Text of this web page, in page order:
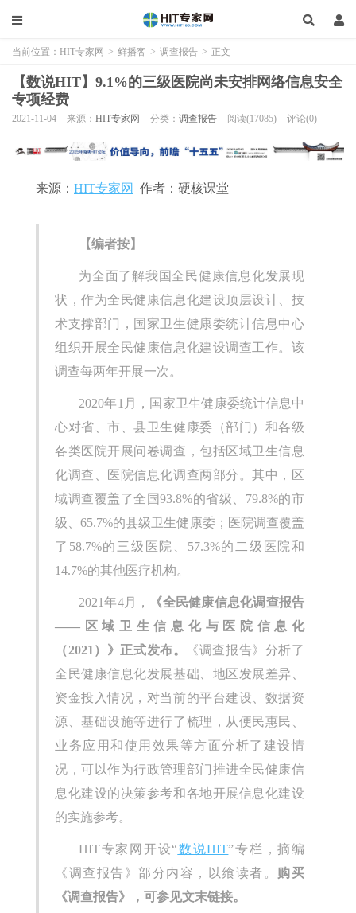
当前位置： HIT专家网 > 鲜播客 > 调查报告 > 正文
【数说HIT】9.1%的三级医院尚未安排网络信息安全
专项经费
2021-11-04 来源： HIT专家网 分类： 调查报告 阅读(17085) 评论(0)
来源： HIT专家网 作者：硬核课堂
【编者按】
为全面了解我国全民健康信息化发展现
状，作为全民健康信息化建设顶层设计、技
术支撑部门，国家卫生健康委统计信息中心
组织开展全民健康信息化建设调查工作。该
调查每两年开展一次。
2020年1月，国家卫生健康委统计信息中
心对省、市、县卫生健康委（部门）和各级
各类医院开展问卷调查，包括区域卫生信息
化调查、医院信息化调查两部分。其中，区
域调查覆盖了全国93.8%的省级、79.8%的市
级、65.7%的县级卫生健康委；医院调查覆盖
了58.7%的三级医院、57.3%的二级医院和
14.7%的其他医疗机构。
2021年4月，
《全民健康信息化调查报告
——区域卫生信息化与医院信息化
（2021）》正式发布。
《调查报告》分析了
全民健康信息化发展基础、地区发展差异、
资金投入情况，对当前的平台建设、数据资
源、基础设施等进行了梳理，从便民惠民、
业务应用和使用效果等方面分析了建设情
况，可以作为行政管理部门推进全民健康信
息化建设的决策参考和各地开展信息化建设
的实施参考。
HIT专家网开设“数说HIT”专栏，摘编
《调查报告》部分内容，以飨读者。 购买
《调查报告》，可参见文末链接。